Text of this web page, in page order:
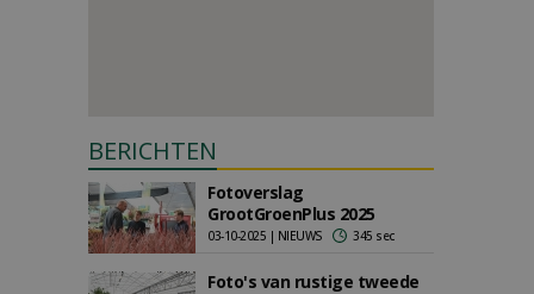
BERICHTEN
Fotoverslag
GrootGroenPlus 2025
03-10-2025 | NIEUWS 345 sec
Foto's van rustige tweede